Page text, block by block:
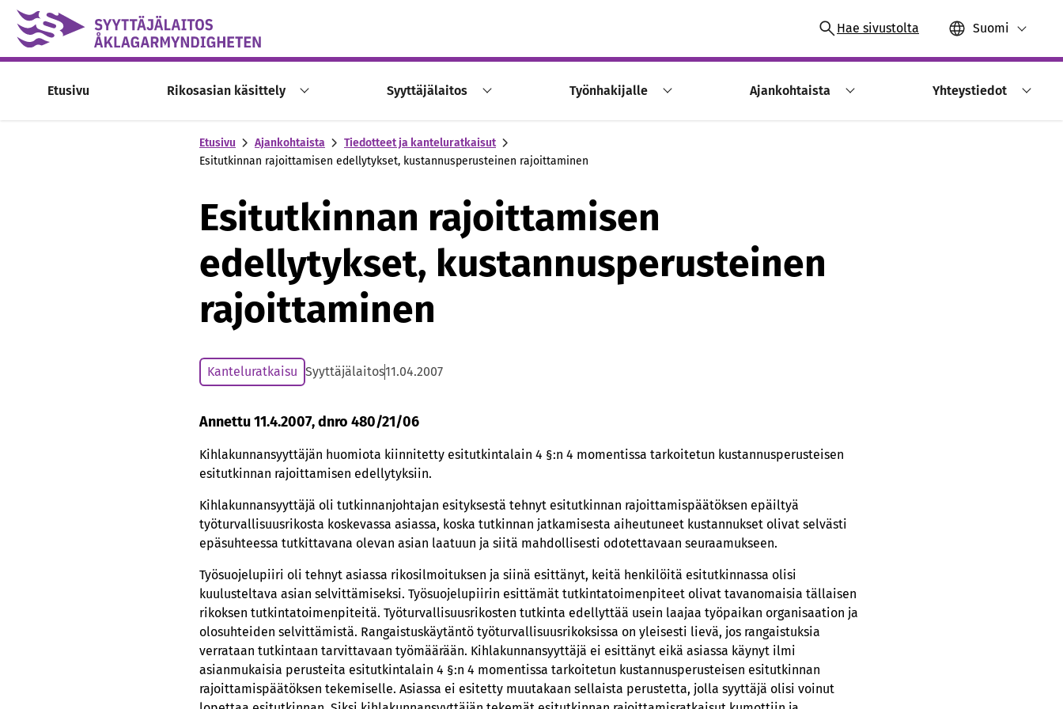
Skip to content -saavutettavuusohje
Hae sivustolta Suomi
Etusivu Rikosasian käsittely Syyttäjälaitos Työnhakijalle Ajankohtaista Yhteystiedot
Etusivu Ajankohtaista
Tiedotteet ja kanteluratkaisut
Esitutkinnan rajoittamisen edellytykset, kustannusperusteinen rajoittaminen
Esitutkinnan rajoittamisen
edellytykset, kustannusperusteinen
rajoittaminen
Kanteluratkaisu Syyttäjälaitos11.04.2007
Annettu 11.4.2007, dnro 480/21/06
Kihlakunnansyyttäjän huomiota kiinnitetty esitutkintalain 4 §:n 4 momentissa tarkoitetun kustannusperusteisen
esitutkinnan rajoittamisen edellytyksiin.
Kihlakunnansyyttäjä oli tutkinnanjohtajan esityksestä tehnyt esitutkinnan rajoittamispäätöksen epäiltyä
työturvallisuusrikosta koskevassa asiassa, koska tutkinnan jatkamisesta aiheutuneet kustannukset olivat selvästi
epäsuhteessa tutkittavana olevan asian laatuun ja siitä mahdollisesti odotettavaan seuraamukseen.
Työsuojelupiiri oli tehnyt asiassa rikosilmoituksen ja siinä esittänyt, keitä henkilöitä esitutkinnassa olisi
kuulusteltava asian selvittämiseksi. Työsuojelupiirin esittämät tutkintatoimenpiteet olivat tavanomaisia tällaisen
rikoksen tutkintatoimenpiteitä. Työturvallisuusrikosten tutkinta edellyttää usein laajaa työpaikan organisaation ja
olosuhteiden selvittämistä. Rangaistuskäytäntö työturvallisuusrikoksissa on yleisesti lievä, jos rangaistuksia
verrataan tutkintaan tarvittavaan työmäärään. Kihlakunnansyyttäjä ei esittänyt eikä asiassa käynyt ilmi
asianmukaisia perusteita esitutkintalain 4 §:n 4 momentissa tarkoitetun kustannusperusteisen esitutkinnan
rajoittamispäätöksen tekemiselle. Asiassa ei esitetty muutakaan sellaista perustetta, jolla syyttäjä olisi voinut